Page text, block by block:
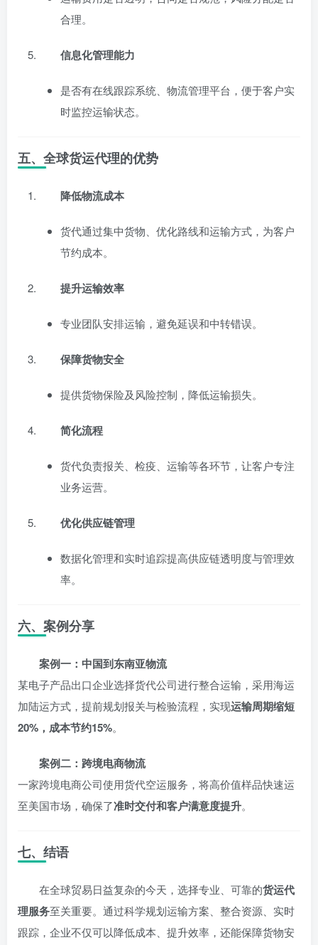
合理。
信息化管理能力
是否有在线跟踪系统、物流管理平台，便于客户实
时监控运输状态。
五、全球货运代理的优势
降低物流成本
货代通过集中货物、优化路线和运输方式，为客户
节约成本。
提升运输效率
专业团队安排运输，避免延误和中转错误。
保障货物安全
提供货物保险及风险控制，降低运输损失。
简化流程
货代负责报关、检疫、运输等各环节，让客户专注
业务运营。
优化供应链管理
数据化管理和实时追踪提高供应链透明度与管理效
率。
六、案例分享
案例一：中国到东南亚物流
某电子产品出口企业选择货代公司进行整合运输，采用海运
加陆运方式，提前规划报关与检验流程，实现运输周期缩短
20%，成本节约15%。
案例二：跨境电商物流
一家跨境电商公司使用货代空运服务，将高价值样品快速运
至美国市场，确保了准时交付和客户满意度提升。
七、结语
在全球贸易日益复杂的今天，选择专业、可靠的货运代
理服务至关重要。通过科学规划运输方案、整合资源、实时
跟踪，企业不仅可以降低成本、提升效率，还能保障货物安